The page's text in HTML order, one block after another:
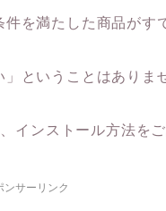
を満たした商品がす
ということはありま
インストール方法をご
ンサーリンク